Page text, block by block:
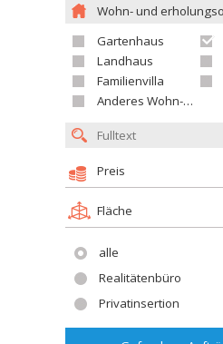
Wohn- und
Gartenhaus
Landhaus
Familienvilla
Anderes Wohn- oder Ferienobjekt
Preis
Fläche
alle
Realitätenbüro
Privatinsertion